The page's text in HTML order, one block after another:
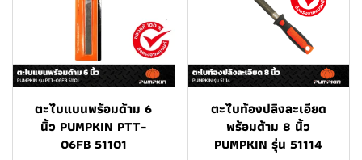
ตะไบแบนพร้อมด้าม 6
นิ้ว PUMPKIN PTT-
06FB 51101
ตะไบท้องปลิงละเอียด
พร้อมด้าม 8 นิ้ว
PUMPKIN รุ่น 51114